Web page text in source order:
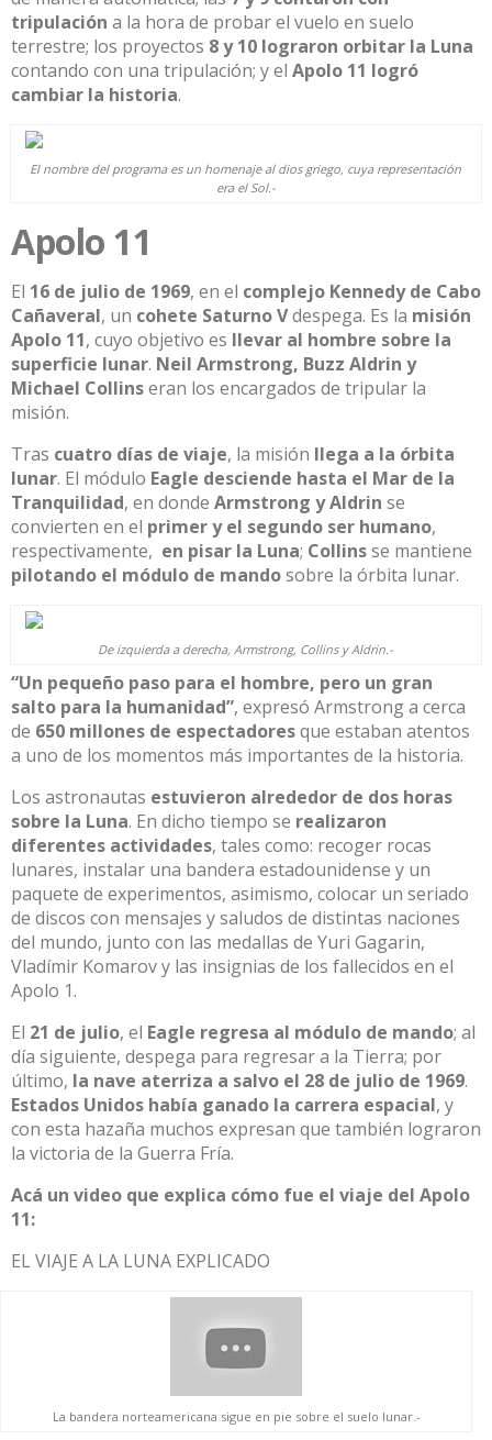
tripulación a la hora de probar el vuelo en suelo
terrestre; los proyectos 8 y 10 lograron orbitar la Luna
contando con una tripulación; y el Apolo 11 logró
cambiar la historia.
El nombre del programa es un homenaje al dios griego, cuya representación
era el Sol.-
Apolo 11
El 16 de julio de 1969, en el complejo Kennedy de Cabo
Cañaveral, un cohete Saturno Vdespega. Es la misión
Apolo 11, cuyo objetivo es llevar al hombre sobre la
superficie lunar. Neil Armstrong, Buzz Aldrin y
Michael Collinseran los encargados de tripular la
misión.
Tras cuatro días de viaje, la misión llega a la órbita
lunar. El módulo Eagle desciende hasta el Mar de la
Tranquilidad, en donde Armstrong yAldrin se
convierten en el primery el segundo ser humano,
respectivamente, en pisar la Luna; Collinsse mantiene
pilotando el módulo de mandosobre la órbita lunar.
De izquierda a derecha, Armstrong, Collins y Aldrin.-
“Un pequeño paso para el hombre, pero un gran
salto para la humanidad”, expresó Armstrong a cerca
de 650 millones de espectadoresque estaban atentos
a uno de los momentos más importantes de la historia.
Los astronautas estuvieron alrededor de dos horas
sobre la Luna. En dicho tiempo se realizaron
diferentes actividades, tales como: recoger rocas
lunares, instalar una bandera estadounidense y un
paquete de experimentos, asimismo, colocar un seriado
de discos con mensajes y saludos de distintas naciones
del mundo, junto con las medallas de Yuri Gagarin,
Vladímir Komarov y las insignias de los fallecidos en el
Apolo 1.
El 21 de julio, el Eagle regresa al módulo de mando; al
día siguiente, despega para regresar a la Tierra; por
último, la nave aterriza a salvo el 28 de julio de 1969.
Estados Unidos había ganado la carrera espacial, y
con esta hazaña muchos expresan que también lograron
la victoria de la Guerra Fría.
Acá un video que explica cómo fue el viaje del Apolo
11:
EL VIAJE A LA LUNA EXPLICADO
La bandera norteamericana sigue en pie sobre el suelo lunar.-